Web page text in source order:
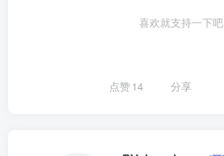
喜欢就支持一下吧
点赞14 分享